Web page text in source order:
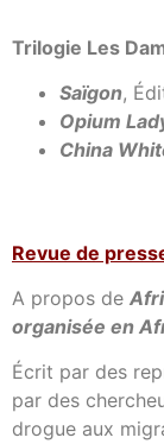
Trilogie Les
Saïgon,
Opium
China
Revue de
A propos de
organisée en
Écrit par des
par des
drogue aux